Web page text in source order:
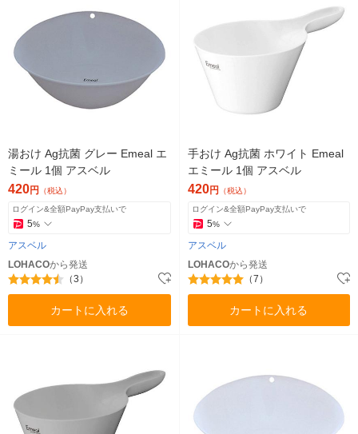
湯おけ Ag抗菌 グレー Emeal エ
ミール 1個 アスベル
420円 （税込）
ログイン&全額PayPay支払いで
5%
アスベル
LOHACOから発送
（3）
カートに入れる
手おけ Ag抗菌 ホワイト Emeal
エミール 1個 アスベル
420円 （税込）
ログイン&全額PayPay支払いで
5%
アスベル
LOHACOから発送
（7）
カートに入れる